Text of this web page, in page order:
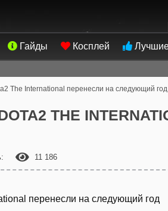
Гайды Косплей
The International перенесли на следующий год
THE
11 186